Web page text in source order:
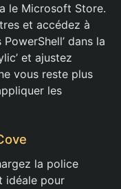
le Microsoft Store.
et accédez à
PowerShell’ dans la
et ajustez
vous reste plus
les
la police
idéale pour